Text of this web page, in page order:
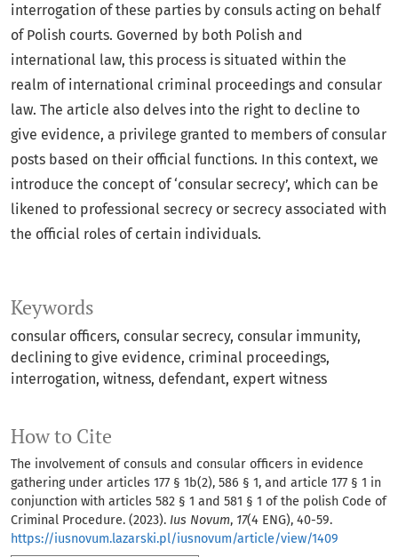
Keywords
consular officers consular secrecy consular immunity
declining to give evidence criminal proceedings
interrogation witness defendant expert witness
How to Cite
The involvement of consuls and consular officers in evidence
gathering under articles 177 § 1b(2), 586 § 1, and article 177 § 1 in
conjunction with articles 582 § 1 and 581 § 1 of the polish Code of
Criminal Procedure. (2023). Ius Novum, 17(4 ENG), 40-59.
https://iusnovum.lazarski.pl/iusnovum/article/view/1409
interrogation of these parties by consuls acting on behalf
of Polish courts. Governed by both Polish and
international law, this process is situated within the
realm of international criminal proceedings and consular
law. The article also delves into the right to decline to
give evidence, a privilege granted to members of consular
posts based on their official functions. In this context, we
introduce the concept of ‘consular secrecy’, which can be
likened to professional secrecy or secrecy associated with
the official roles of certain individuals.